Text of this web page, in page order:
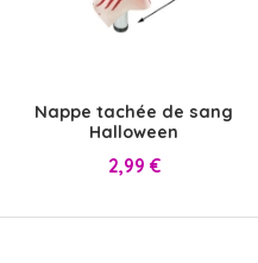
Nappe tachée de sang
Halloween
Prix
2,99 €